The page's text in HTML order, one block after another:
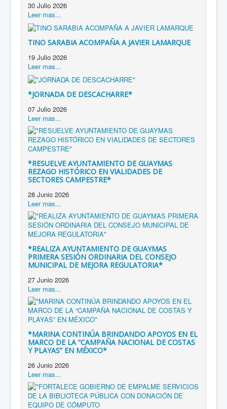
30 Julio 2026
Leer mas...
TINO SARABIA ACOMPAÑA A JAVIER LAMARQUE
19 Julio 2026
Leer mas...
*JORNADA DE DESCACHARRE*
07 Julio 2026
Leer mas...
*RESUELVE AYUNTAMIENTO DE GUAYMAS
REZAGO HISTÓRICO EN VIALIDADES DE
SECTORES CAMPESTRE*
28 Junio 2026
Leer mas...
*REALIZA AYUNTAMIENTO DE GUAYMAS
PRIMERA SESIÓN ORDINARIA DEL CONSEJO
MUNICIPAL DE MEJORA REGULATORIA*
27 Junio 2026
Leer mas...
*MARINA CONTINÚA BRINDANDO APOYOS EN EL
MARCO DE LA “CAMPAÑA NACIONAL DE COSTAS
Y PLAYAS” EN MÉXICO*
26 Junio 2026
Leer mas...